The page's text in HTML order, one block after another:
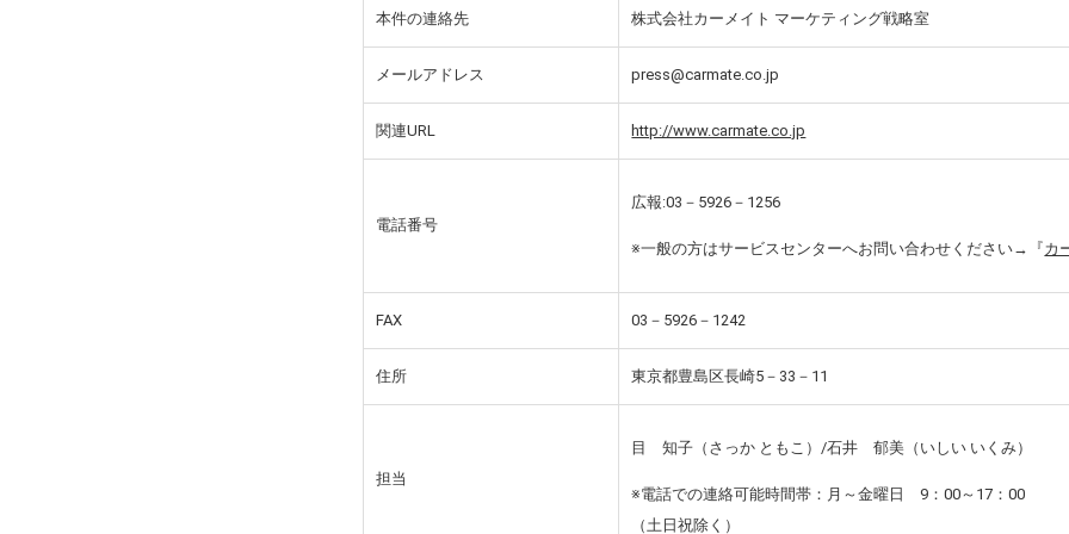
本件の連絡先 株式会社カーメイト マーケティング戦略室
メールアドレス press@carmate.co.jp
関連URL http://www.carmate.co.jp
電話番号
広報:03－5926－1256
※一般の方はサービスセンターへお問い合わせください→『カ
FAX 03－5926－1242
住所 東京都豊島区長崎5－33－11
担当
目 知子（さっか ともこ）/石井 郁美（いしい いくみ）
※電話での連絡可能時間帯：月～金曜日 9：00～17：00
（土日祝除く）